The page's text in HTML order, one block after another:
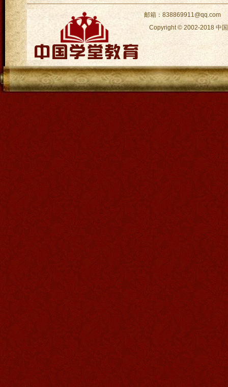
邮箱：838869911@qq.com
Copyright © 2002-2018 中